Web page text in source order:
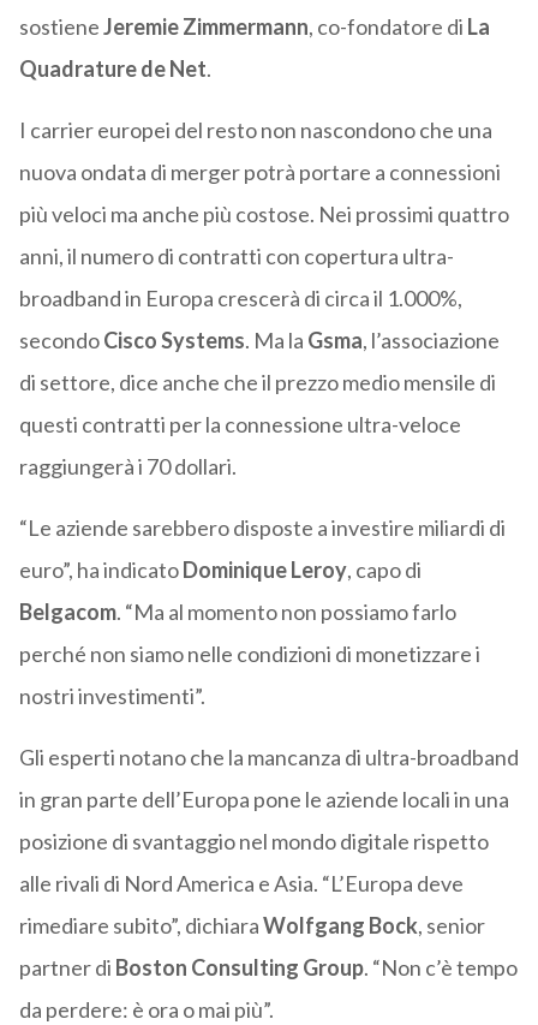
sostieneJeremie Zimmermann, co-fondatore di La
Quadrature de Net.
I carrier europei del resto non nascondono che una
nuova ondata di merger potrà portare a connessioni
più veloci ma anche più costose. Nei prossimi quattro
anni, il numero di contratti con copertura ultra-
broadband in Europa crescerà di circa il 1.000%,
secondoCisco Systems. Ma la Gsma, l’associazione
di settore, dice anche che il prezzo medio mensile di
questi contratti per la connessione ultra-veloce
raggiungerà i 70 dollari.
“Le aziende sarebbero disposte a investire miliardi di
euro”, ha indicatoDominique Leroy, capo di
Belgacom. “Ma al momento non possiamo farlo
perché non siamo nelle condizioni di monetizzare i
nostri investimenti”.
Gli esperti notano che la mancanza di ultra-broadband
in gran parte dell’Europa pone le aziende locali in una
posizione di svantaggio nel mondo digitale rispetto
alle rivali di Nord America e Asia. “L’Europa deve
rimediare subito”, dichiaraWolfgang Bock, senior
partner di Boston Consulting Group. “Non c’è tempo
da perdere: è ora o mai più”.